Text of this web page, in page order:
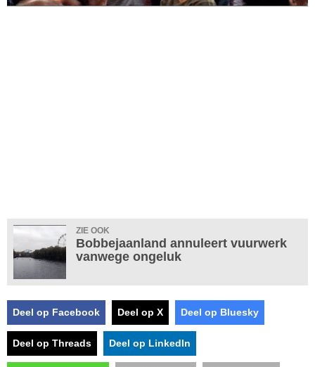
ZIE OOK
Bobbejaanland annuleert vuurwerk
vanwege ongeluk
Deel op Facebook Deel op X Deel op Bluesky
Deel op Threads Deel op LinkedIn